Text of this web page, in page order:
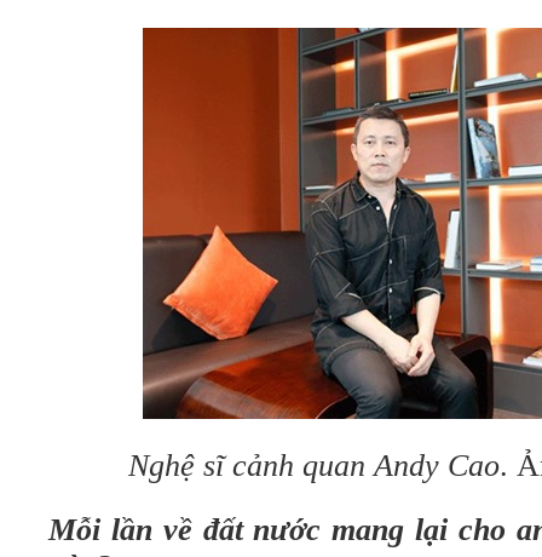
Nghệ sĩ cảnh quan Andy Cao.
Mỗi lần về đất nước mang lại cho